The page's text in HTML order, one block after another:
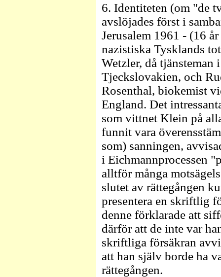
6. Identiteten (om "de
avslöjades först i
Jerusalem 1961 - (16
nazistiska Tysklands
Wetzler, då tjänsteman
Tjeckslovakien, och
Rosenthal, biokemist
England. Det
som vittnet Klein på
funnit vara
som) sanningen,
i Eichmannprocessen
alltför många
slutet av rättegången
presentera en skriftlig
denne förklarade att
därför att de inte var
skriftliga försäkran
att han själv borde ha
rättegången.